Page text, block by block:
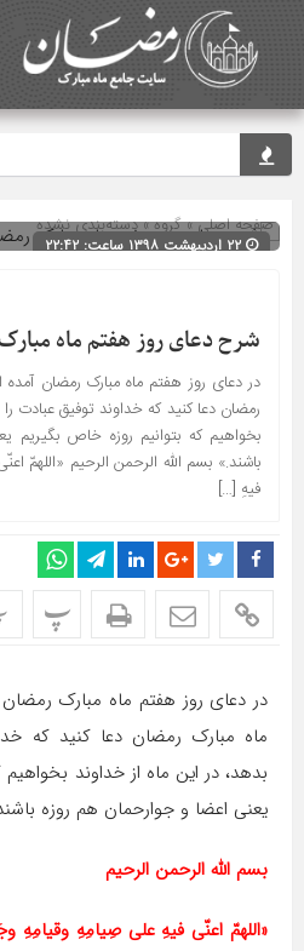
صفحه اصلی» گروه » دسته‌بندی نشده
۲۲ اردیبهشت ۱۳۹۸ ساعت: ۲۲:۴۲
شرح دعای روز هفتم ماه
در دعای روز هفتم ماه مبارک رمضان
رمضان دعا کنید که خداوند توفیق عبادت را
بخواهیم که بتوانیم روزه خاص بگیریم
باشند.» بسم الله الرحمن الرحیم «اللهمّ
فیهِ […]
پ
در دعای روز هفتم ماه مبارک
ماه مبارک رمضان دعا کنید که
بدهد، در این ماه از خداوند
یعنی اعضا و جوارحمان هم روزه
بسم الله الرحمن الرحیم
«اللهمّ اعنّی فیهِ علی صِیامِهِ وقیامِهِ